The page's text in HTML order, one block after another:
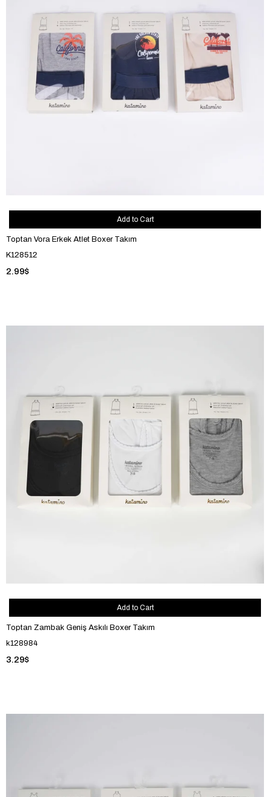
Toptan Vora Erkek Atlet Boxer Takım
K128512
2.99$
Add to Cart
Toptan Zambak Geniş Askılı Boxer Takım
k128984
3.29$
Add to Cart